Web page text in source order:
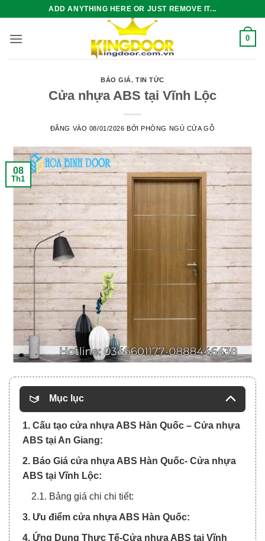
nội
ADD ANYTHING HERE OR JUST REMOVE IT...
0
BÁO GIÁ,TIN TỨC
Cửa nhựa ABS tại Vĩnh Lộc
ĐĂNG VÀO 08/01/2026 BỞIPHÒNG NGỦ CỬA GỖ
08
Th1
Mục lục
1. Cấu tạo cửa nhựa ABS Hàn Quốc – Cửa nhựa
ABS tại An Giang:
2. Báo Giá cửa nhựa ABS Hàn Quốc- Cửa nhựa
ABS tại Vĩnh Lộc:
2.1. Bảng giá chi chi tiết:
3. Ưu điểm cửa nhựa ABS Hàn Quốc:
4. Ứng Dụng Thực Tế-Cửa nhựa ABS tại Vĩnh